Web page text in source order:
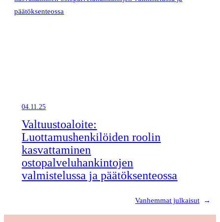
04.11.25
Valtuustoaloite:
Luottamushenkilöiden roolin
kasvattaminen
ostopalveluhankintojen
valmistelussa ja päätöksenteossa
Vanhemmat julkaisut →